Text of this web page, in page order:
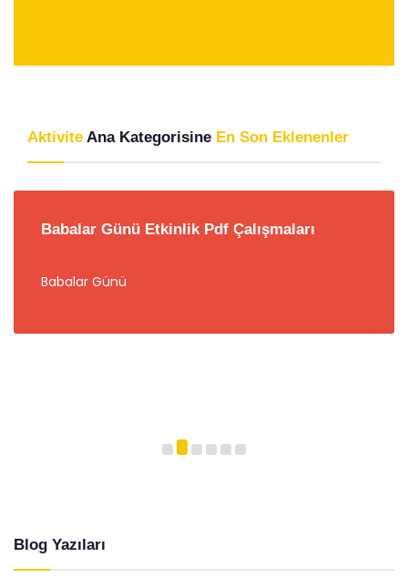
Aktivite Ana Kategorisine En Son Eklenenler
Babalar Günü Etkinlik Pdf Çalışmaları
Babalar Günü
Blog Yazıları